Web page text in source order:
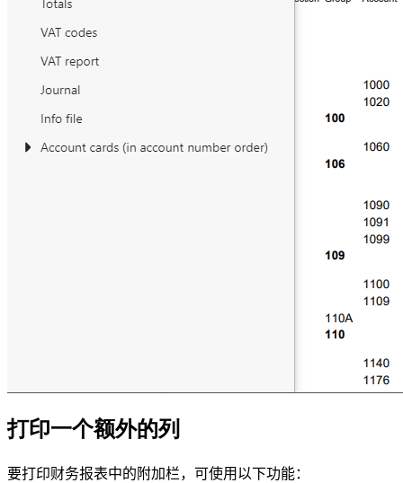
打印一个额外的列
要打印财务报表中的附加栏，可使用以下功能：